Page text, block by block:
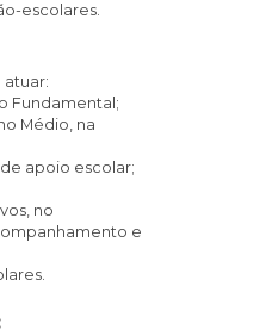
escolares.
Fundamental;
Médio, na
apoio escolar;
no
e